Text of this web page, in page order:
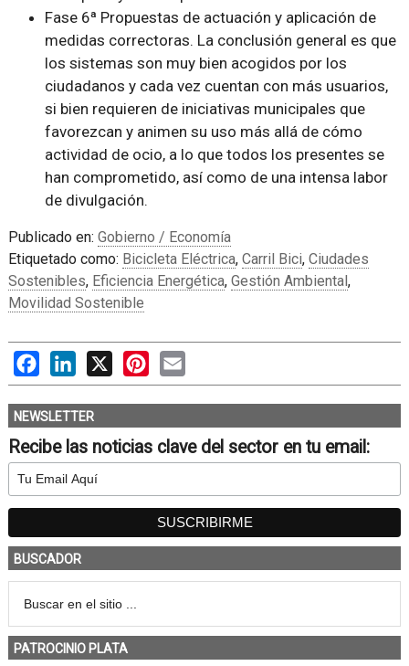
Fase 6ª Propuestas de actuación y aplicación de
medidas correctoras. La conclusión general es que
los sistemas son muy bien acogidos por los
ciudadanos y cada vez cuentan con más usuarios,
si bien requieren de iniciativas municipales que
favorezcan y animen su uso más allá de cómo
actividad de ocio, a lo que todos los presentes se
han comprometido, así como de una intensa labor
de divulgación.
Publicado en: Gobierno / Economía
Etiquetado como: Bicicleta Eléctrica, Carril Bici, Ciudades
Sostenibles, Eficiencia Energética, Gestión Ambiental,
Movilidad Sostenible
FacebookLinkedIn
X PinterestEmail
NEWSLETTER
Recibe las noticias clave del sector en tu email:
BUSCADOR
PATROCINIO PLATA